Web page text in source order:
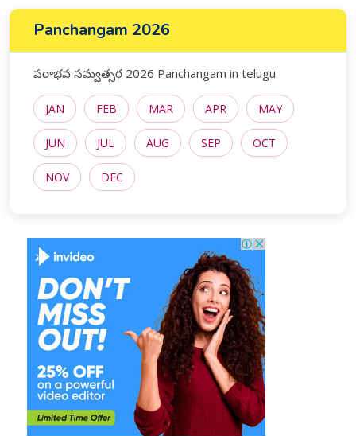
Panchangam 2026
పరాభవ సమ్వత్సర 2026 Panchangam in telugu
JAN FEB MAR APR MAY
JUN JUL AUG SEP OCT
NOV DEC